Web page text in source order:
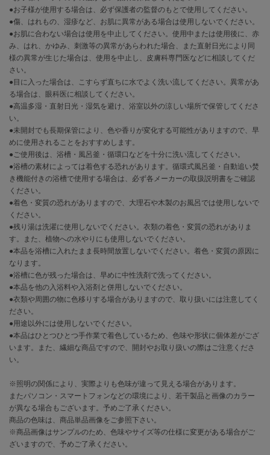
emmi
エミ
emmi atelier
エミ アトリエ
emmi yoga
エミヨガ
ETRÉ TOKYO
エトレトウキョウ
ey
アイ
FILA
フィラ
FRAY I.D
フレイアイディー
FURFUR
ファーファー
gelato pique
ジェラート ピケ
GELATO PIQUE CAT&DOG
gelato pique Sleep
ジェラート ピケ スリープ
GRAMICCI
グラミチ
●お子様が使用する場合は、必ず保護者の監督のもとで使用してください。
●傷、はれもの、湿疹など、お肌に異常がある場合は使用しないでください。
●お肌に合わない場合は使用を中止してください。使用中または使用後に、赤
み、はれ、かゆみ、刺激等の異常があらわれた場合、また直射日光により同
様の異常が生じた場合は、使用を中止し、皮膚科専門医などに相談してくだ
さい。
●目に入った場合は、こすらず直ちに水でよく洗い流してください。異常があ
る場合は、眼科医に相談してください。
●高温多湿・直射日光・湿気を避け、浴室以外の涼しい場所で保管してくださ
い。
●未開封でも長期保管により、色や香りが変化する可能性がありますので、早
めに使用されることをおすすめします。
●ご使用後は、浴槽・風呂釜・循環口などを十分に洗い流してください。
●浴槽の素材によっては着色する恐れがあります。循環式風呂釜・自動追い焚
き機能付きの浴槽で使用する場合は、必ず各メーカーの取扱説明書をご確認
ください。
●着色・変質の恐れがありますので、大理石や木製のお風呂では使用しないで
ください。
●残り湯は洗濯に使用しないでください。衣類の着色・変質の恐れがありま
す。また、植物への水やりにも使用しないでください。
●本品を浴槽に入れたまま長時間放置しないでください。着色・変質の原因に
なります。
●浴槽に色が残った場合は、早めに中性洗剤で洗ってください。
●本品を他の入浴料や入浴剤と併用しないでください。
●衣類や周囲の物に色移りする場合がありますので、取り扱いには注意してく
ださい。
●用途以外には使用しないでください。
●本品はひとつひとつ手作業で着色しているため、色味や形状に個体差がござ
います。また、繊細な商品ですので、開封やお取り扱いの際はご注意くださ
い。
※照明の関係により、実際よりも色味が違って見える場合があります。
またパソコン・スマートフォンなどの環境により、若干製品と画像のカラー
が異なる場合もございます。予めご了承ください。
商品の色味は、商品単品画像をご参照下さい。
※商品画像はサンプルのため、色味やサイズ等の仕様に変更がある場合がご
ざいますので、予めご了承ください。